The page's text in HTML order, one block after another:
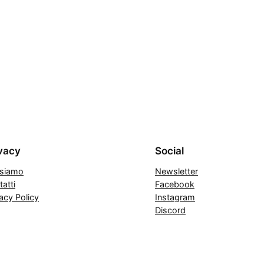
Policy
Social
Newsletter
Facebook
Instagram
Discord